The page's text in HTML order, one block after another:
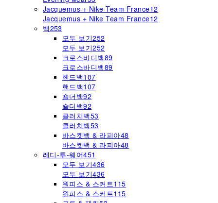
Jacquemus + Nike Team France12
Jacquemus + Nike Team France12
백253
모두 보기252
모두 보기252
크로스바디백89
크로스바디백89
핸드백107
핸드백107
숄더백92
숄더백92
클러치백53
클러치백53
바스켓백 & 라피아48
바스켓백 & 라피아48
레디-투-웨어451
모두 보기436
모두 보기436
원피스 & 스커트115
원피스 & 스커트115